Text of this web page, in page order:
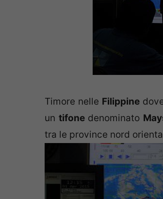
Timore nelle Filippine
un tifonedenominato
tra le province nord